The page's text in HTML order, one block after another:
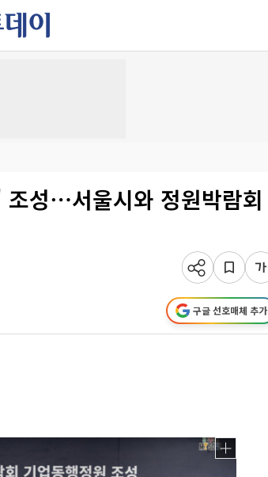
성⋯서울시와 정원박람회
구글 선호매체 추가